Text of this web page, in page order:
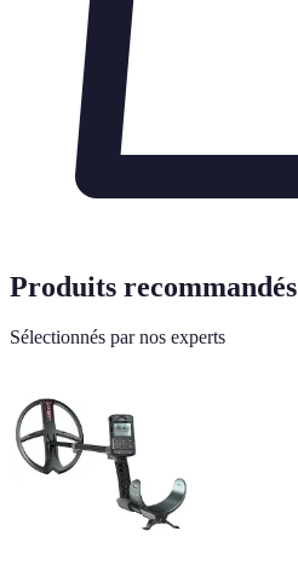
Produits recommandés
Sélectionnés par nos experts